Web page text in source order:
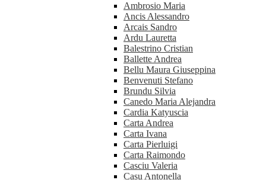
Ambrosio Maria
Ancis Alessandro
Arcais Sandro
Ardu Lauretta
Balestrino Cristian
Ballette Andrea
Bellu Maura Giuseppina
Benvenuti Stefano
Brundu Silvia
Canedo Maria Alejandra
Cardia Katyuscia
Carta Andrea
Carta Ivana
Carta Pierluigi
Carta Raimondo
Casciu Valeria
Casu Antonella